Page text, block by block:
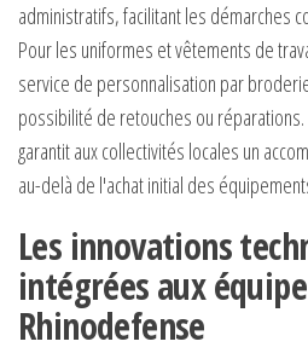
administratifs, facilitant les démarches
Pour les uniformes et vêtements de
service de personnalisation par
possibilité de retouches ou
garantit aux collectivités locales un
au-delà de l'achat initial des
Les innovations
intégrées aux
Rhinodefense